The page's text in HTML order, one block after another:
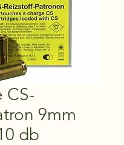
CS-
9mm
db